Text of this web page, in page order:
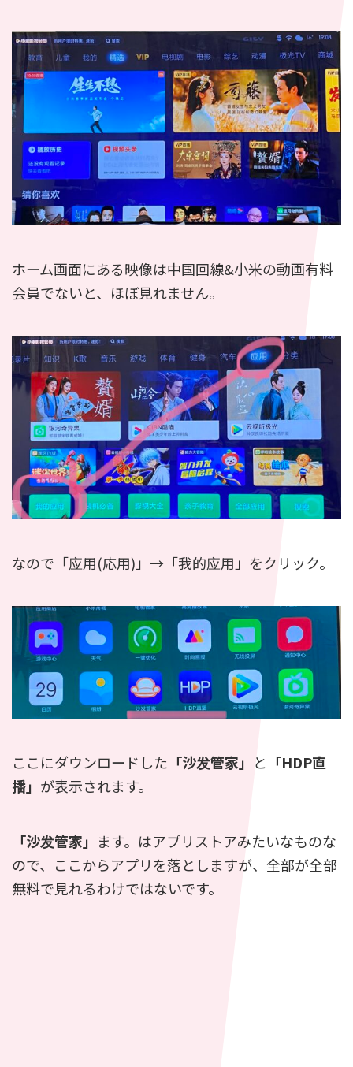
ホーム画面にある映像は中国回線&小米の動画有料
会員でないと、ほぼ見れません。
なので「应用(応用)」→「我的应用」をクリック。
ここにダウンロードした 「沙发管家」 と 「HDP直
播」 が表示されます。
「沙发管家」 ます。はアプリストアみたいなものな
ので、ここからアプリを落としますが、全部が全部
無料で見れるわけではないです。